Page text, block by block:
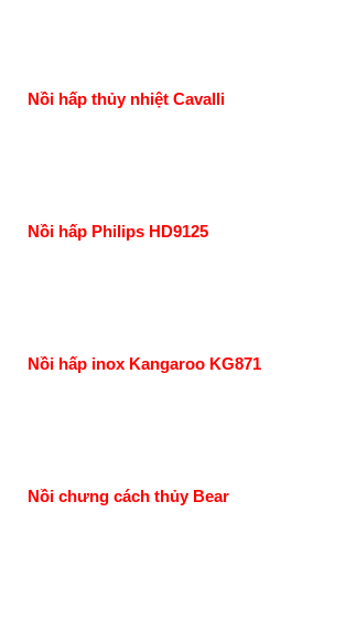
Nồi hấp thủy nhiệt Cavalli
Nồi hấp Philips HD9125
Nồi hấp inox Kangaroo KG871
Nồi chưng cách thủy Bear